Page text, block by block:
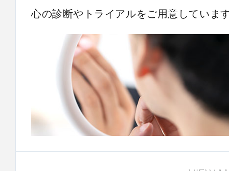
心の診断やトライアルをご用意していま